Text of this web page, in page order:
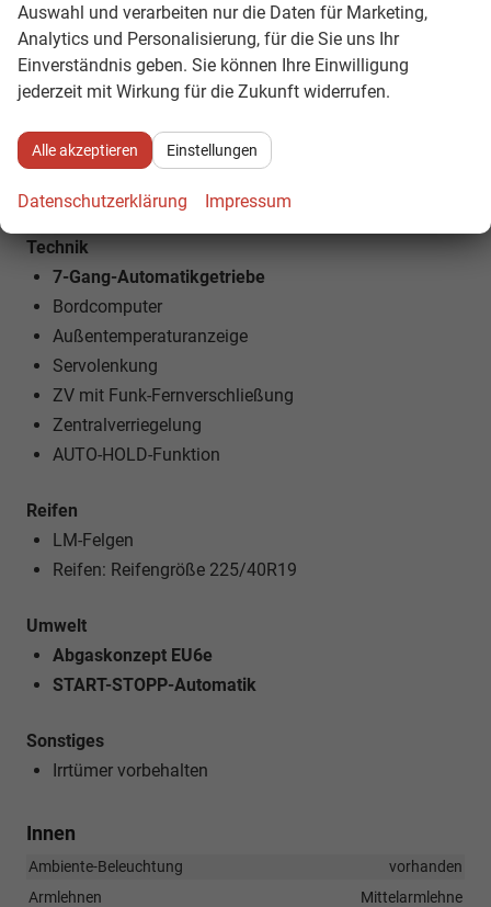
Matrix LED
LED-Tagfahrlicht
LED-Heckleuchten
Lichtautomatik
Coming-Home-Funktion
Leaving-Home-Funktion
NEBELSCHEINWERFER
Technik
7-Gang-Automatikgetriebe
Bordcomputer
Außentemperaturanzeige
Servolenkung
ZV mit Funk-Fernverschließung
Zentralverriegelung
AUTO-HOLD-Funktion
Reifen
LM-Felgen
Reifen: Reifengröße 225/40R19
Umwelt
Abgaskonzept EU6e
START-STOPP-Automatik
Sonstiges
Irrtümer vorbehalten
Innen
Ambiente-Beleuchtung
vorhanden
Armlehnen
Mittelarmlehne
Auswahl und verarbeiten nur die Daten für Marketing,
Analytics und Personalisierung, für die Sie uns Ihr
Einverständnis geben. Sie können Ihre Einwilligung
jederzeit mit Wirkung für die Zukunft widerrufen.
Alle akzeptieren Einstellungen
Datenschutzerklärung Impressum